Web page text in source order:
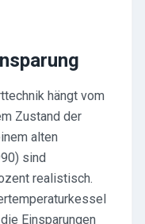
hängt vom
Zustand der
alten
sind
realistisch.
Einsparungen